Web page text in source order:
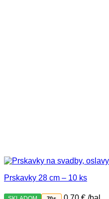
Prskavky 28 cm – 10 ks